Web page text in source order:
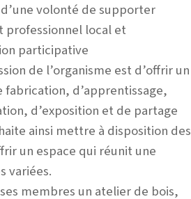
volonté de supporter
professionnel local et
participative
de l’organisme est d’offrir un
d’apprentissage,
d’exposition et de partage
ainsi mettre à disposition des
un espace qui réunit une
variées.
membres un atelier de bois,